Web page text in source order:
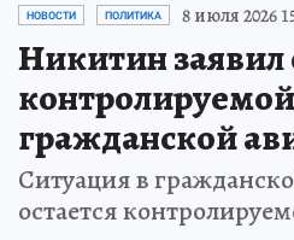
НОВОСТИ ПОЛИТИКА 8 июля 2026
Никитин заявил
гражданской
Ситуация в
остается